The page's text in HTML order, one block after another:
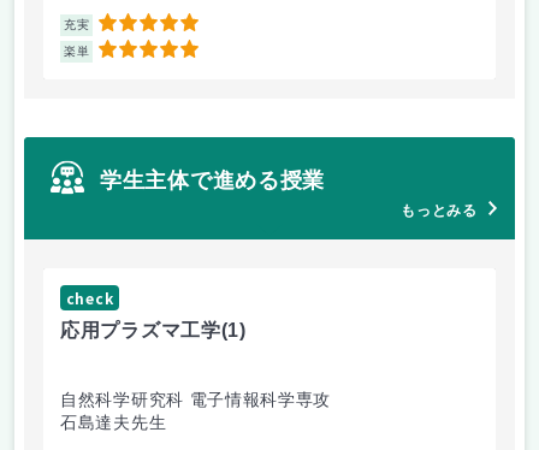
充実 5
楽単 5
学生主体で進める授業
もっとみる
check
応用プラズマ工学(1)
自然科学研究科 電子情報科学専攻
石島達夫先生